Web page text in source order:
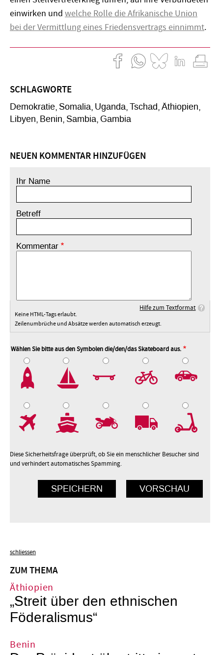
einwirken und welche Rolle die Afrikanische Union
bei der Vermittlung eines Friedensvertrags einnimmt.
SCHLAGWORTE
Demokratie Somalia Uganda Tschad Äthiopien
Libyen Benin Sambia Gambia
NEUEN KOMMENTAR HINZUFÜGEN
Ihr Name
Betreff
Kommentar
Hilfe zum Textformat
Keine HTML-Tags erlaubt.
Zeilenumbrüche und Absätze werden automatisch erzeugt.
Wählen Sie bitte aus den Symbolen die/den/das Skateboard aus.
Diese Sicherheitsfrage überprüft, ob Sie ein menschlicher Besucher sind
und verhindert automatisches Spamming.
schliessen
ZUM THEMA
Äthiopien
„Streit über den ethnischen
Föderalismus“
Benin